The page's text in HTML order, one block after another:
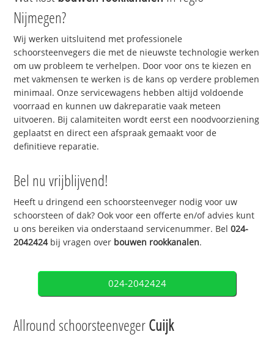
Nijmegen?
Wij werken uitsluitend met professionele
schoorsteenvegers die met de nieuwste technologie werken
om uw probleem te verhelpen. Door voor ons te kiezen en
met vakmensen te werken is de kans op verdere problemen
minimaal. Onze servicewagens hebben altijd voldoende
voorraad en kunnen uw dakreparatie vaak meteen
uitvoeren. Bij calamiteiten wordt eerst een noodvoorziening
geplaatst en direct een afspraak gemaakt voor de
definitieve reparatie.
Bel nu vrijblijvend!
Heeft u dringend een schoorsteenveger nodig voor uw
schoorsteen of dak? Ook voor een offerte en/of advies kunt
u ons bereiken via onderstaand servicenummer. Bel024-
2042424bij vragen over bouwen rookkanalen.
024-2042424
Allround schoorsteenvegerCuijk